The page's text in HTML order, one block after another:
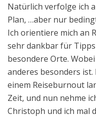
Natürlich verfolge ich
Plan, …aber nur
Ich orientiere mich an
sehr dankbar für
besondere Orte.
anderes besonders
einem Reiseburnout
Zeit, und nun nehme
Christoph und ich mal